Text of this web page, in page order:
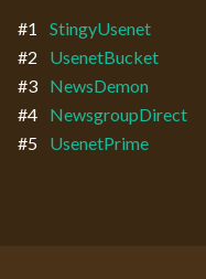
#1 StingyUsenet
#2
UsenetBucket
#3
NewsDemon
#4
NewsgroupDirect
#5
UsenetPrime